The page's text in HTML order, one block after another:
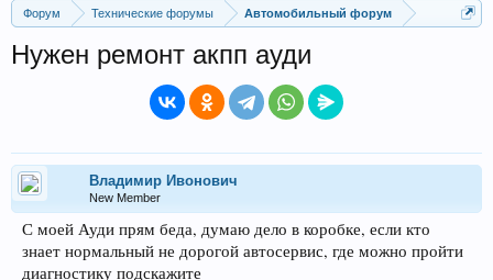
Форум Технические форумы Автомобильный форум
Нужен ремонт акпп ауди
Владимир Ивонович
New Member
С моей Ауди прям беда, думаю дело в коробке, если кто
знает нормальный не дорогой автосервис, где можно пройти
диагностику подскажите